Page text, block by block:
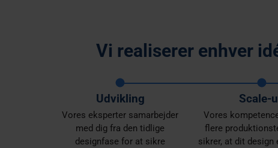
Vi realiserer enhver
Udvikling
Vores eksperter samarbejder
med dig fra den tidlige
designfase for at sikre
Scale-
Vores
flere
sikrer, at dit design